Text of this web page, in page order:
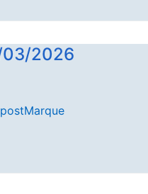
03/2026